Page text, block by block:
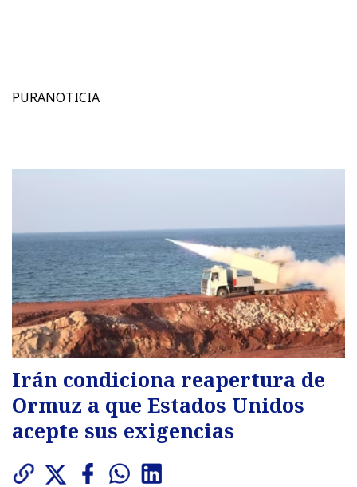
PURANOTICIA
Irán condiciona reapertura de
Ormuz a que Estados Unidos
acepte sus exigencias